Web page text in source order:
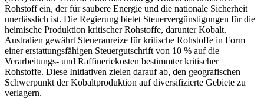
Rohstoff ein, der für saubere Energie und die nationale Sicherheit
unerlässlich ist. Die Regierung bietet Steuervergünstigungen für die
heimische Produktion kritischer Rohstoffe, darunter Kobalt.
Australien gewährt Steueranreize für kritische Rohstoffe in Form
einer erstattungsfähigen Steuergutschrift von 10 % auf die
Verarbeitungs- und Raffineriekosten bestimmter kritischer
Rohstoffe. Diese Initiativen zielen darauf ab, den geografischen
Schwerpunkt der Kobaltproduktion auf diversifizierte Gebiete zu
verlagern.